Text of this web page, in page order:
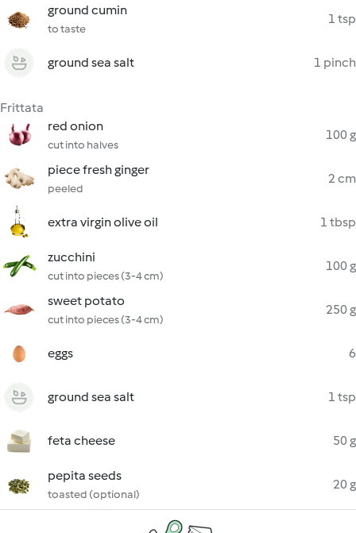
ground cumin
to taste
1 tsp
ground sea salt 1 pinch
Frittata
red onion
cut into halves
100 g
piece fresh ginger
peeled
2 cm
extra virgin olive oil 1 tbsp
zucchini
cut into pieces (3-4 cm)
100 g
sweet potato
cut into pieces (3-4 cm)
250 g
eggs 6
ground sea salt 1 tsp
feta cheese 50 g
pepita seeds
toasted (optional)
20 g